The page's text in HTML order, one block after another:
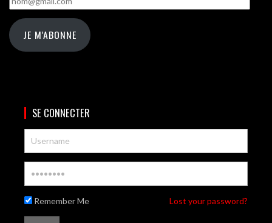
JE M'ABONNE
SE CONNECTER
Remember Me Lost your password?